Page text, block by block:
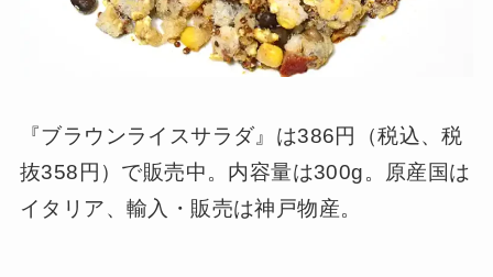
『ブラウンライスサラダ』は386円（税込、税
抜358円）で販売中。内容量は300g。原産国は
イタリア、輸入・販売は神戸物産。